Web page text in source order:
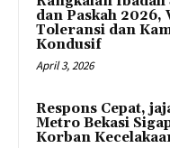
dan Paskah 2026,
Toleransi dan
Kondusif
April 3, 2026
Respons Cepat,
Metro Bekasi
Korban